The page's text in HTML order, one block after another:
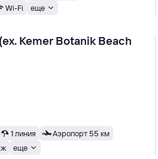
Wi-Fi еще
Kemer Botanik Beach
1 линия
Аэропорт 55 км
еще